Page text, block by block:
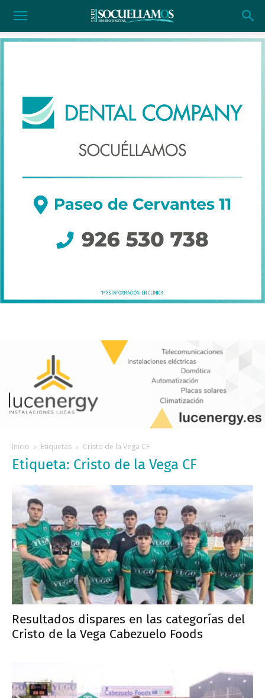
Inicio Etiquetas Cristo de la Vega CF
Etiqueta: Cristo de la Vega CF
Resultados dispares en las categorías del
Cristo de la Vega Cabezuelo Foods